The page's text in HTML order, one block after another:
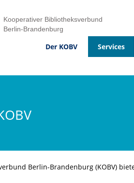
Kooperativer Bibliotheksverbund
Berlin-Brandenburg
Der KOBV Services
Berlin-Brandenburg (KOBV)